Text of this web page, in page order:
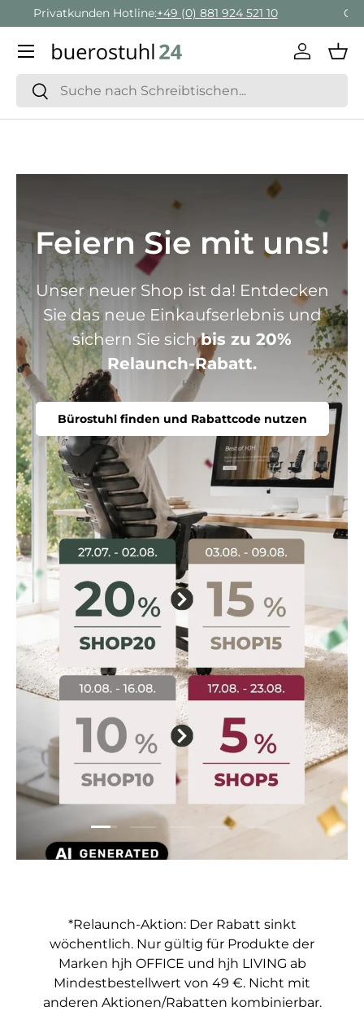
Direkt zum Inhalt
Geschäftskunden Beratung: + 49 (0) 881 924 521 22
Suchen
Suchen
Menü
Feiern Sie mit uns!
Unser neuer Shop ist da! Entdecken
Sie das neue Einkaufserlebnis und
sichern Sie sichbis zu 20%
Relaunch-Rabatt.
Bürostuhl finden und Rabattcode nutzen
Folie laden 1 von 5
Folie laden 2 von 5
Folie laden 3 von 5
Folie laden 4 von 5
Folie laden 5
*Relaunch-Aktion: Der Rabatt sinkt
wöchentlich. Nur gültig für Produkte der
Marken hjh OFFICE und hjh LIVING ab
Mindestbestellwert von 49 €. Nicht mit
anderen Aktionen/Rabatten kombinierbar.